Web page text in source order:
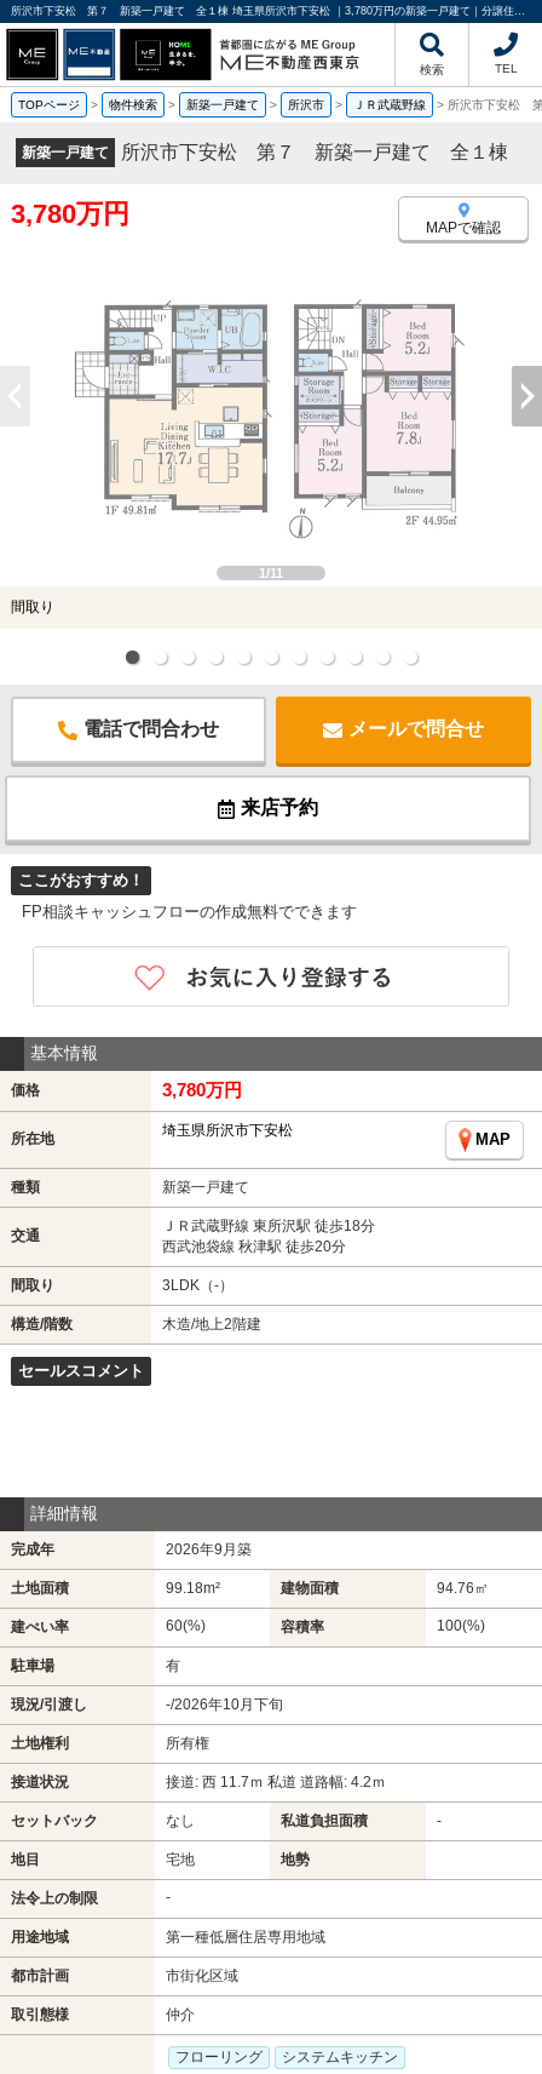
所沢市下安松 第７ 新築一戸建て 全１棟 埼玉県所沢市下安松 ｜3,780万円の新築一戸建て｜分譲住宅や新築物件｜ME不動産西東京
検索 TEL
TOPページ > 物件検索 > 新築一戸建て > 所沢市 > ＪＲ武蔵野線 > 所沢市下安松
新築一戸建て 所沢市下安松 第７ 新築一戸建て 全１棟
3,780万円 MAPで確認
1/11
間取り
電話で問合わせ メールで問合せ
来店予約
ここがおすすめ！
FP相談キャッシュフローの作成無料でできます
基本情報
価格 3,780万円
所在地 埼玉県所沢市下安松
MAP
種類 新築一戸建て
交通
ＪＲ武蔵野線 東所沢駅 徒歩18分
西武池袋線 秋津駅 徒歩20分
間取り 3LDK（-）
構造/階数 木造/地上2階建
セールスコメント
詳細情報
完成年 2026年9月築
土地面積 99.18m² 建物面積 94.76㎡
建ぺい率 60(%) 容積率 100(%)
駐車場 有
現況/引渡し -/2026年10月下旬
土地権利 所有権
接道状況 接道: 西 11.7ｍ 私道 道路幅: 4.2ｍ
セットバック なし 私道負担面積 -
地目 宅地 地勢
法令上の制限 -
用途地域 第一種低層住居専用地域
都市計画 市街化区域
取引態様 仲介
フローリング
システムキッチン